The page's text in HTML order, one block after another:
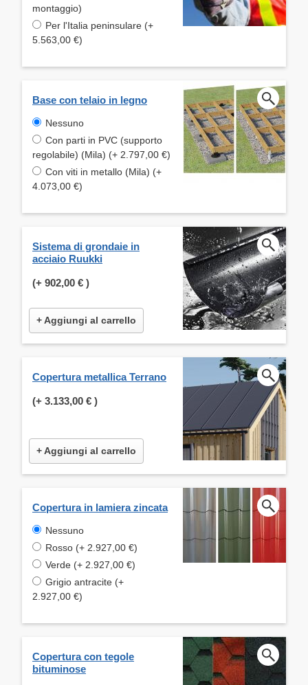
montaggio)
Per l'Italia peninsulare (+
5.563,00 €)
Base con telaio in legno
Nessuno
Con parti in PVC (supporto
regolabile) (Mila) (+ 2.797,00 €)
Con viti in metallo (Mila) (+
4.073,00 €)
Sistema di grondaie in
acciaio Ruukki
(+ 902,00 € )
+ Aggiungi al carrello
Copertura metallica Terrano
(+ 3.133,00 € )
+ Aggiungi al carrello
Copertura in lamiera zincata
Nessuno
Rosso (+ 2.927,00 €)
Verde (+ 2.927,00 €)
Grigio antracite (+
2.927,00 €)
Copertura con tegole
bituminose